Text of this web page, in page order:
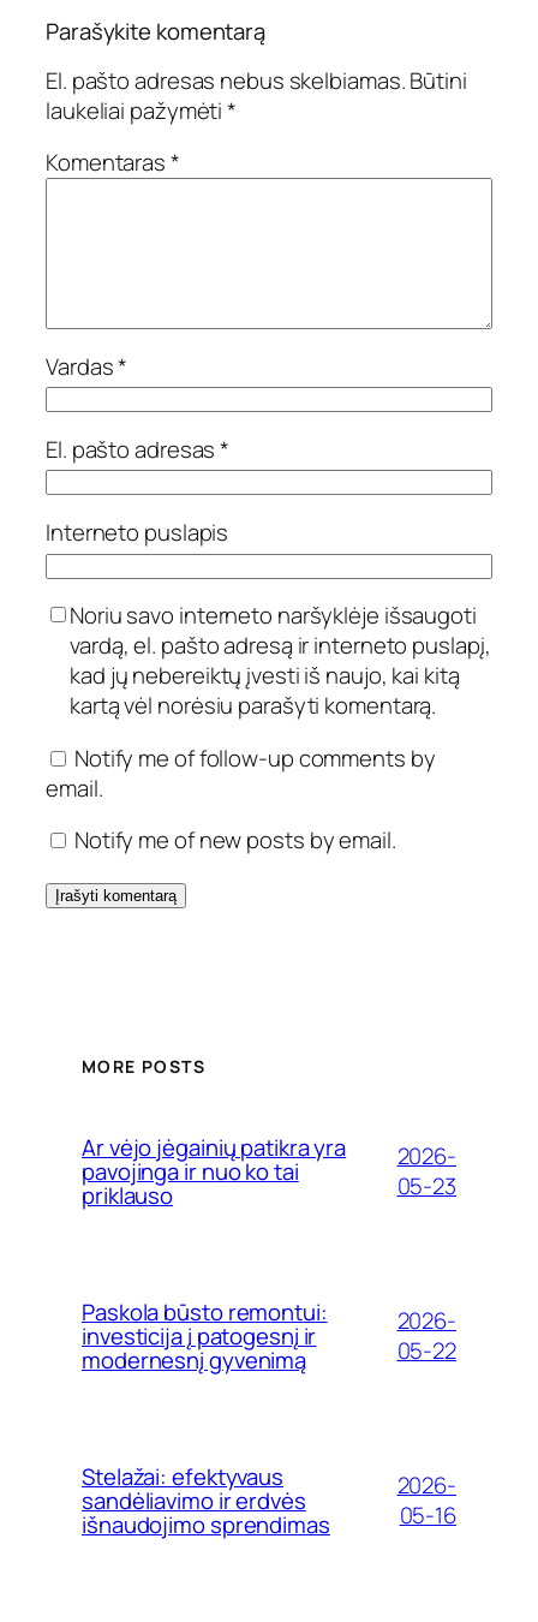
Parašykite komentarą
El. pašto adresas nebus skelbiamas.Būtini
laukeliai pažymėti*
Komentaras*
Vardas*
El. pašto adresas*
Interneto puslapis
Noriu savo interneto naršyklėje išsaugoti
vardą, el. pašto adresą ir interneto puslapį,
kad jų nebereiktų įvesti iš naujo, kai kitą
kartą vėl norėsiu parašyti komentarą.
Notify me of follow-up comments by
email.
Notify me of new posts by email.
MORE POSTS
Ar vėjo jėgainių patikra yra
pavojinga ir nuo ko tai
priklauso
2026-
05-23
Paskola būsto remontui:
investicija į patogesnį ir
modernesnį gyvenimą
2026-
05-22
Stelažai: efektyvaus
sandėliavimo ir erdvės
išnaudojimo sprendimas
2026-
05-16